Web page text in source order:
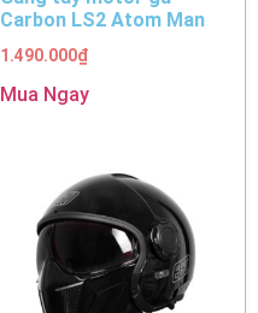
Carbon LS2 Atom Man
1.490.000₫
Mua Ngay